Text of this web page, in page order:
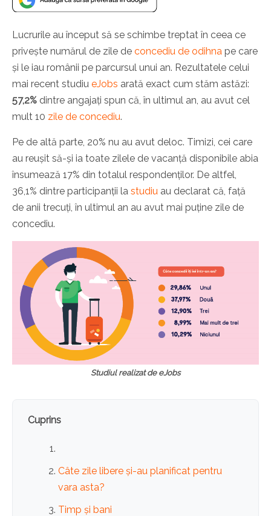
Lucrurile au început să se schimbe treptat în ceea ce
privește numărul de zile de concediu de odihna pe care
și le iau românii pe parcursul unui an. Rezultatele celui
mai recent studiu eJobs arată exact cum stăm astăzi:
57,2% dintre angajați spun că, în ultimul an, au avut cel
mult 10 zile de concediu.
Pe de altă parte, 20% nu au avut deloc. Timizi, cei care
au reușit să-și ia toate zilele de vacanță disponibile abia
însumează 17% din totalul respondenților. De altfel,
36,1% dintre participanții la studiu au declarat că, față
de anii trecuți, în ultimul an au avut mai puține zile de
concediu.
Studiul realizat de eJobs
Cuprins
Câte zile libere și-au planificat pentru
vara asta?
Timp și bani